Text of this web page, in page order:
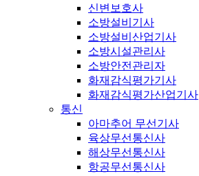
신변보호사
소방설비기사
소방설비산업기사
소방시설관리사
소방안전관리자
화재감식평가기사
화재감식평가산업기사
통신
아마추어 무선기사
육상무선통신사
해상무선통신사
항공무선통신사